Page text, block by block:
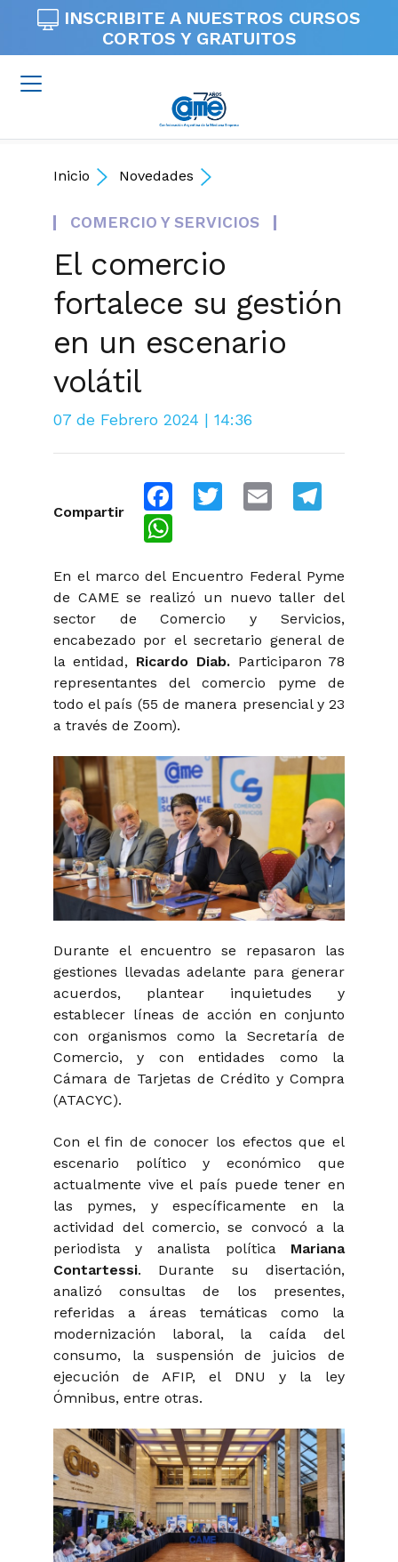
INSCRIBITE A NUESTROS CURSOS
CORTOS Y GRATUITOS
Inicio Novedades
COMERCIO Y SERVICIOS
El comercio
fortalece su gestión
en un escenario
volátil
07 de Febrero 2024 | 14:36
Compartir
FacebookTwitter Email
En el marco del Encuentro Federal Pyme
de CAME se realizó un nuevo taller del
sector de Comercio y Servicios,
encabezado por el secretario general de
la entidad, Ricardo Diab.Participaron 78
representantes del comercio pyme de
todo el país (55 de manera presencial y 23
a través de Zoom).
Durante el encuentro se repasaron las
gestiones llevadas adelante para generar
acuerdos, plantear inquietudes y
establecer líneas de acción en conjunto
con organismos como la Secretaría de
Comercio, y con entidades como la
Cámara de Tarjetas de Crédito y Compra
(ATACYC).
Con el fin de conocer los efectos que el
escenario político y económico que
actualmente vive el país puede tener en
las pymes, y específicamente en la
actividad del comercio, se convocó a la
periodista y analista política Mariana
Contartessi. Durante su disertación,
analizó consultas de los presentes,
referidas a áreas temáticas como la
modernización laboral, la caída del
consumo, la suspensión de juicios de
ejecución de AFIP, el DNU y la ley
Ómnibus, entre otras.